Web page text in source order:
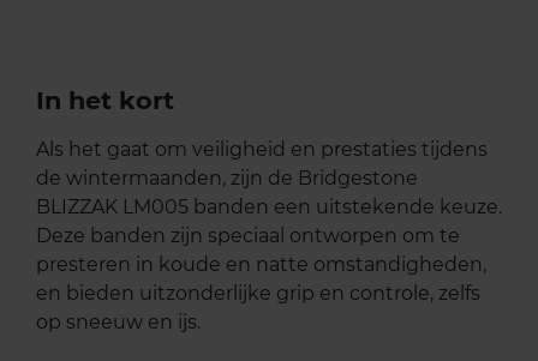
In het kort
Als het gaat om veiligheid en prestaties tijdens
de wintermaanden, zijn de Bridgestone
BLIZZAK LM005 banden een uitstekende keuze.
Deze banden zijn speciaal ontworpen om te
presteren in koude en natte omstandigheden,
en bieden uitzonderlijke grip en controle, zelfs
op sneeuw en ijs.